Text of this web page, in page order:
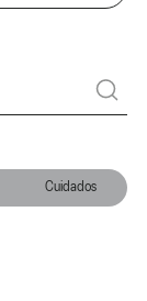
Cuidados